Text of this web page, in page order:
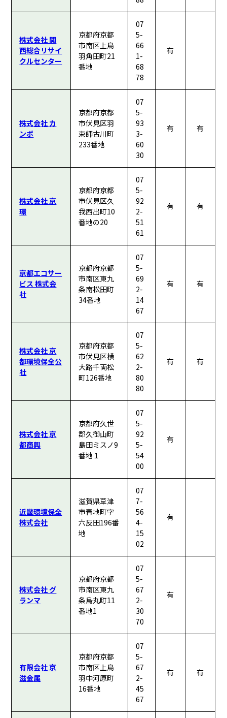
株式会社 関
西総合リサイ
クルセンター
京都府京都
市南区上鳥
羽角田町21
番地
07
5-
66
1-
68
78
有
株式会社 カ
ンポ
京都府京都
市伏見区羽
束師古川町
233番地
07
5-
93
3-
60
30
有 有
株式会社 京
環
京都府京都
市伏見区久
我西出町10
番地の20
07
5-
92
2-
51
61
有 有
京都エコサー
ビス 株式会
社
京都府京都
市南区東九
条南松田町
34番地
07
5-
69
2-
14
67
有 有
株式会社 京
都環境保全公
社
京都府京都
市伏見区横
大路千両松
町126番地
07
5-
62
2-
80
80
有 有
株式会社 京
都商興
京都府久世
郡久御山町
島田ミスノ9
番地１
07
5-
92
5-
54
00
有
近畿環境保全
株式会社
滋賀県草津
市青地町字
六反田196番
地
07
7-
56
4-
15
02
有
株式会社 グ
ランマ
京都府京都
市南区東九
条烏丸町11
番地1
07
5-
67
2-
30
70
有
有限会社 京
滋金属
京都府京都
市南区上鳥
羽中河原町
16番地
07
5-
67
2-
45
67
有 有